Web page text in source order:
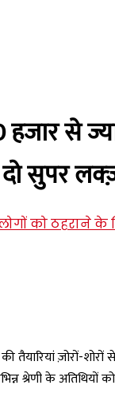
से
सुपर
की तैयारियां
श्रेणी के